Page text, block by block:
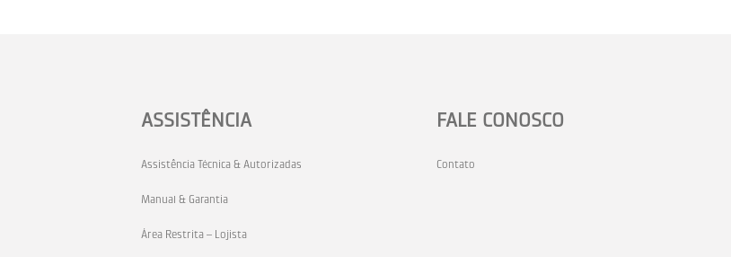
ASSISTÊNCIA
Assistência Técnica & Autorizadas
Manual & Garantia
Área Restrita – Lojista
FALE CONOSCO
Contato